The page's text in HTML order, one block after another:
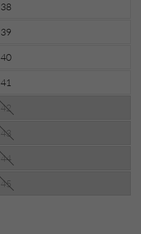
38
39
40
41
42
43
44
45